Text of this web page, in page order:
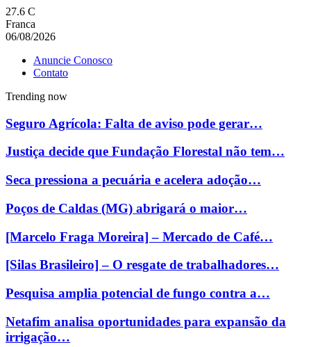
27.6 C
Franca
06/08/2026
Anuncie Conosco
Contato
Trending now
Seguro Agrícola: Falta de aviso pode gerar…
Justiça decide que Fundação Florestal não tem…
Seca pressiona a pecuária e acelera adoção…
Poços de Caldas (MG) abrigará o maior…
[Marcelo Fraga Moreira] – Mercado de Café…
[Silas Brasileiro] – O resgate de trabalhadores…
Pesquisa amplia potencial de fungo contra a…
Netafim analisa oportunidades para expansão da
irrigação…